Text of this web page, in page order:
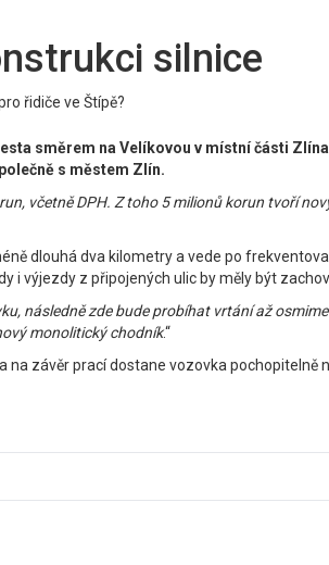
silnice
řidiče ve Štípě?
směrem na Velíkovou v místní části
s městem Zlín.
včetně DPH. Z toho 5 milionů korun tvoří
dlouhá dva kilometry a vede po
i výjezdy z připojených ulic by měly být
následně zde bude probíhat vrtání až
monolitický chodník.“
závěr prací dostane vozovka